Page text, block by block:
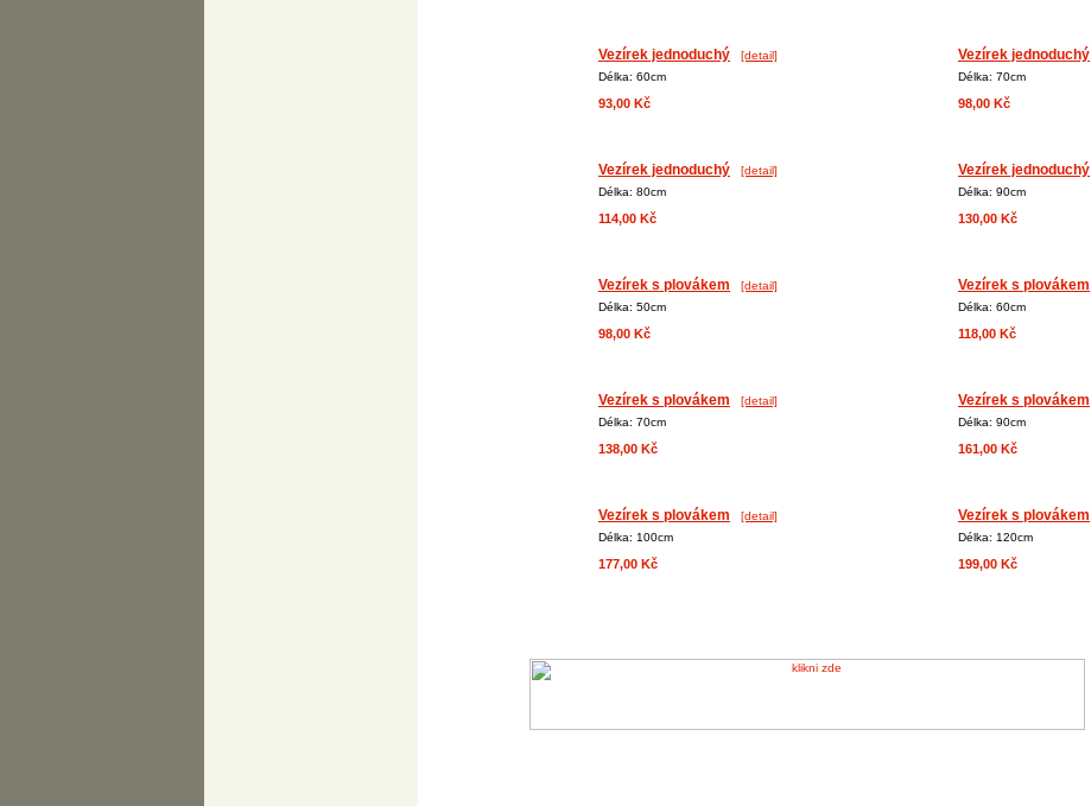
Vezírek jednoduchý
[detail]
Délka: 60cm
93,00 Kč
Vezírek jednoduchý
Délka: 70cm
98,00 Kč
Vezírek jednoduchý
[detail]
Délka: 80cm
114,00 Kč
Vezírek jednoduchý
Délka: 90cm
130,00 Kč
Vezírek s plovákem
[detail]
Délka: 50cm
98,00 Kč
Vezírek s plovákem
Délka: 60cm
118,00 Kč
Vezírek s plovákem
[detail]
Délka: 70cm
138,00 Kč
Vezírek s plovákem
Délka: 90cm
161,00 Kč
Vezírek s plovákem
[detail]
Délka: 100cm
177,00 Kč
Vezírek s plovákem
Délka: 120cm
199,00 Kč